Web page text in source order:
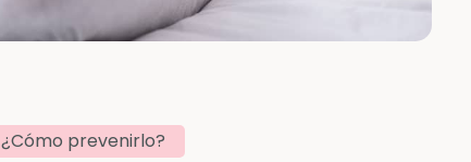
¿Cómo prevenirlo?